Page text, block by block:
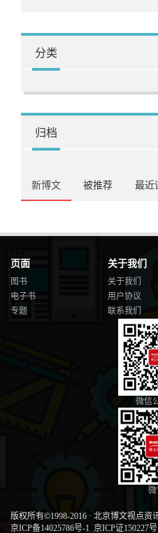
分类
归档
新博文 被推荐 最近
页面
图书
电子书
专题
关于我们
关于我们
用户协议
联系我们
微信
版权所有©1998-2016 · 北京博文视点资
京ICP备14025786号-1 京ICP证150227号